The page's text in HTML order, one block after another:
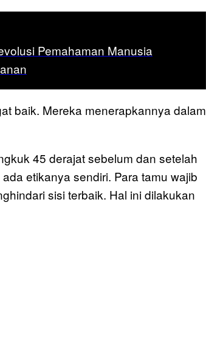
Pemahaman Manusia
baik. Mereka menerapkannya dalam
45 derajat sebelum dan setelah
ada etikanya sendiri. Para tamu wajib
sisi terbaik. Hal ini dilakukan